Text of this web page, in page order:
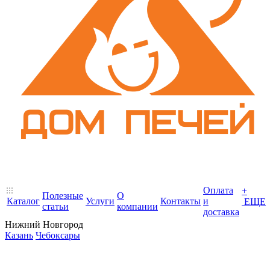
Каталог
Полезные
статьи
Услуги
О
компании
Контакты
Оплата
и
доставка
+
ЕЩЕ
Нижний Новгород
Казань Чебоксары